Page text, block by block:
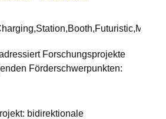
Forschungsprojekte
Förderschwerpunkten:
bidirektionale